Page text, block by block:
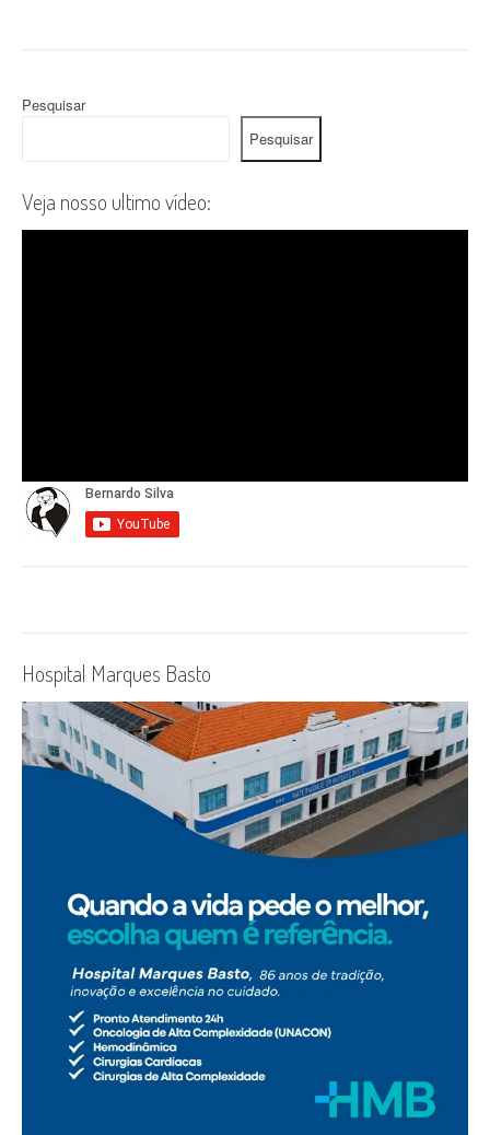
Pesquisar
Pesquisar
Veja nosso ultimo vídeo:
Hospital Marques Basto